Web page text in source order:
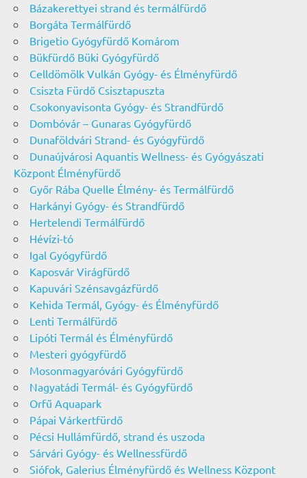
Bázakerettyei strand és termálfürdő
Borgáta Termálfürdő
Brigetio Gyógyfürdő Komárom
Bükfürdő Büki Gyógyfürdő
Celldömölk Vulkán Gyógy- és Élményfürdő
Csiszta Fürdő Csisztapuszta
Csokonyavisonta Gyógy- és Strandfürdő
Dombóvár – Gunaras Gyógyfürdő
Dunaföldvári Strand- és Gyógyfürdő
Dunaújvárosi Aquantis Wellness- és Gyógyászati
Központ Élményfürdő
Győr Rába Quelle Élmény- és Termálfürdő
Harkányi Gyógy- és Strandfürdő
Hertelendi Termálfürdő
Hévízi-tó
Igal Gyógyfürdő
Kaposvár Virágfürdő
Kapuvári Szénsavgázfürdő
Kehida Termál, Gyógy- és Élményfürdő
Lenti Termálfürdő
Lipóti Termál és Élményfürdő
Mesteri gyógyfürdő
Mosonmagyaróvári Gyógyfürdő
Nagyatádi Termál- és Gyógyfürdő
Orfű Aquapark
Pápai Várkertfürdő
Pécsi Hullámfürdő, strand és uszoda
Sárvári Gyógy- és Wellnessfürdő
Siófok, Galerius Élményfürdő és Wellness Központ